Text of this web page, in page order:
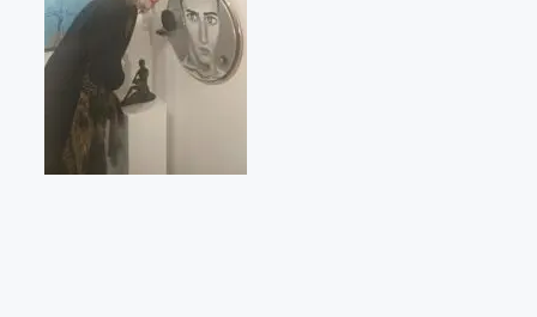
Política de cookies
Expositions
Bruit de gommettes Paris 2025